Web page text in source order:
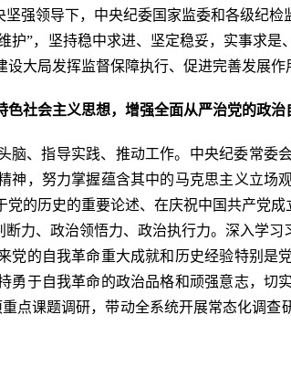
强领导下，中央纪委国家监委和各级纪
护”，坚持稳中求进、坚定稳妥，实事求
大局发挥监督保障执行、促进完善发展作
社会主义思想，增强全面从严治党的政治
脑、指导实践、推动工作。中央纪委常委
神，努力掌握蕴含其中的马克思主义立场
的历史的重要论述、在庆祝中国共产党
力、政治领悟力、政治执行力。深入学
党的自我革命重大成就和历史经验特别是
勇于自我革命的政治品格和顽强意志，切
点课题调研，带动全系统开展常态化调